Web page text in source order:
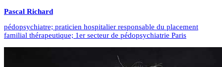
Pascal Richard
pédopsychiatre; praticien hospitalier responsable du placement
familial thérapeutique; 1er secteur de pédopsychiatrie Paris